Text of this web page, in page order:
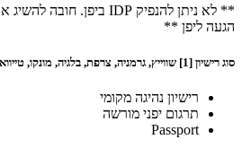
הגעה ליפן **
סוג רישיון [1] שווייץ, גרמניה, צרפת, בלגיה, מונקו, טייוואן
רישיון נהיגה מקומי
תרגום יפני מורשה
Passport